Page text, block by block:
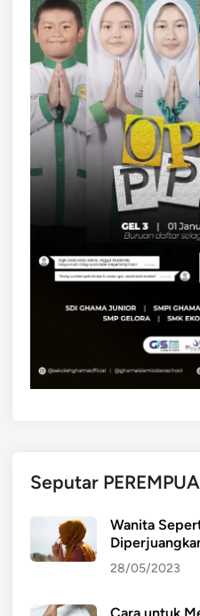
Seputar
Wanita
28/05/2023